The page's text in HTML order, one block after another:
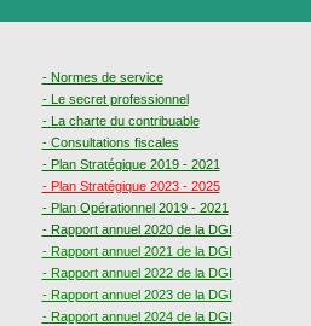
- Normes de service
- Le secret professionnel
- La charte du contribuable
- Consultations fiscales
- Plan Stratégique 2019 - 2021
- Plan Stratégique 2023 - 2025
- Plan Opérationnel 2019 - 2021
- Rapport annuel 2020 de la DGI
- Rapport annuel 2021 de la DGI
- Rapport annuel 2022 de la DGI
- Rapport annuel 2023 de la DGI
- Rapport annuel 2024 de la DGI